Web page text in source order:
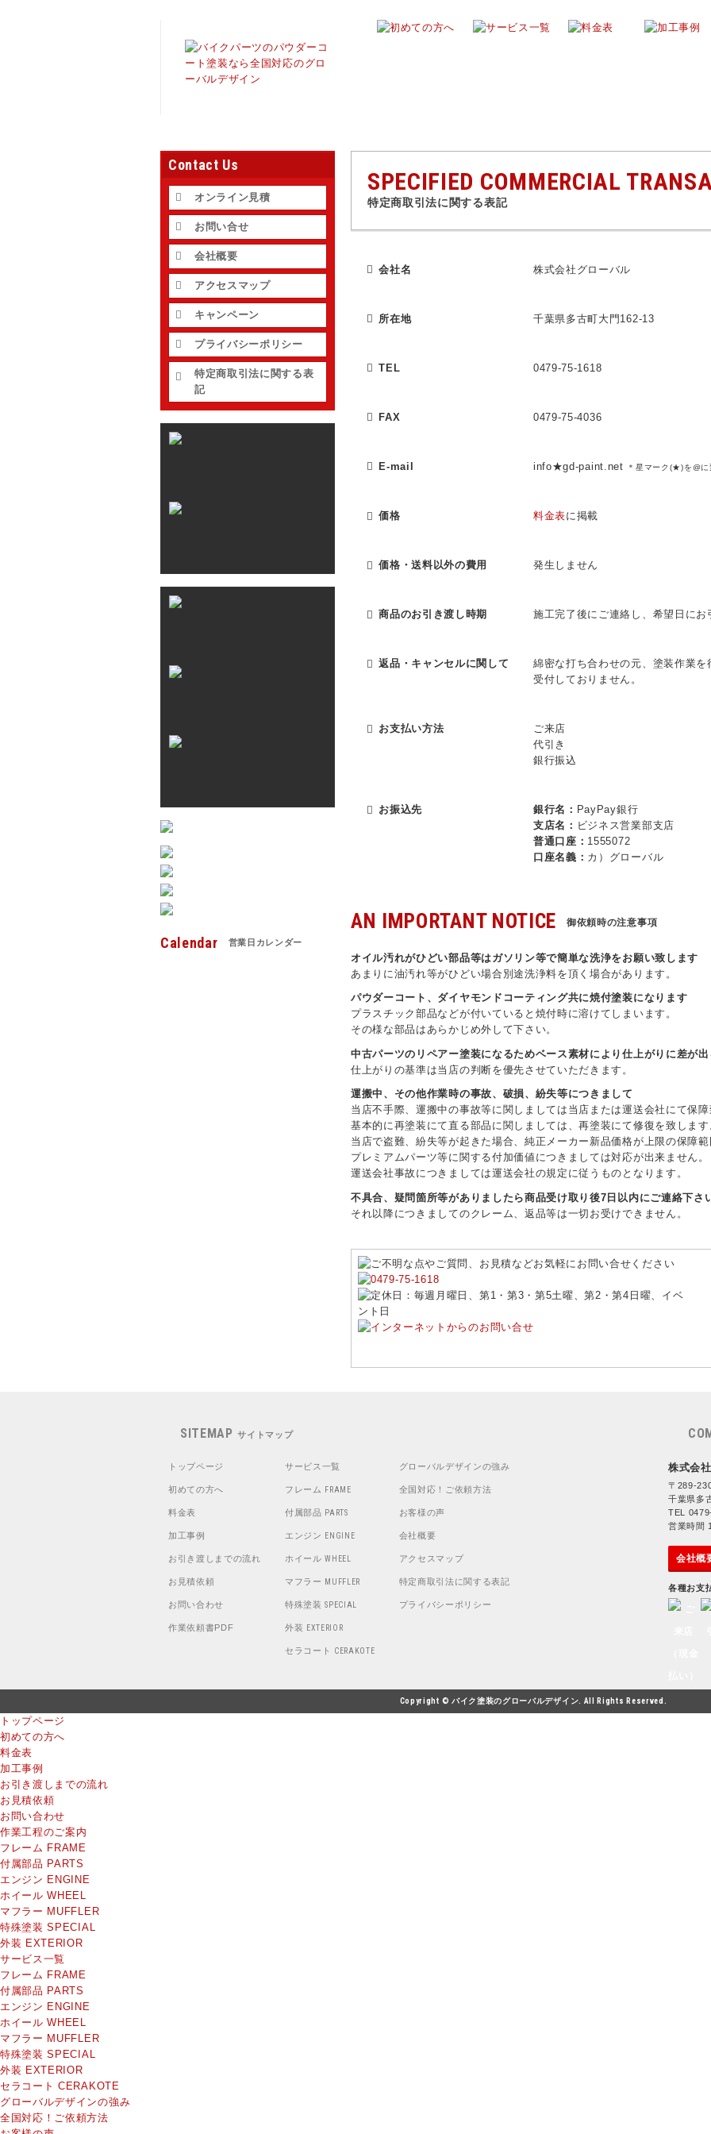
SPECIFIED COMMERCIAL
特定商取引法に関する表記
会社名 株式会社グローバル
所在地 千葉県多古町大門162-13
TEL 0479-75-1618
FAX 0479-75-4036
E-mail info★gd-paint.net ＊星マーク(★)を@に
価格 料金表に掲載
価格・送料以外の費用 発生しません
商品のお引き渡し時期 施工完了後にご連絡し、希望日にお
返品・キャンセルに関して
綿密な打ち合わせの元、塗装作業
受付しておりません。
お支払い方法
ご来店
代引き
銀行振込
お振込先 銀行名： PayPay銀行
支店名： ビジネス営業部支店
普通口座： 1555072
口座名義： カ）グローバル
AN IMPORTANT NOTICE 御依頼時の注意事項
オイル汚れがひどい部品等はガソリン等で簡単な洗浄をお願い致します
あまりに油汚れ等がひどい場合別途洗浄料を頂く場合があります。
パウダーコート、ダイヤモンドコーティング共に焼付塗装になります
プラスチック部品などが付いていると焼付時に溶けてしまいます。
その様な部品はあらかじめ外して下さい。
中古パーツのリペアー塗装になるためベース素材により仕上がりに差が
仕上がりの基準は当店の判断を優先させていただきます。
運搬中、その他作業時の事故、破損、紛失等につきまして
当店不手際、運搬中の事故等に関しましては当店または運送会社にて保障
基本的に再塗装にて直る部品に関しましては、再塗装にて修復を致します
当店で盗難、紛失等が起きた場合、純正メーカー新品価格が上限の保障範
プレミアムパーツ等に関する付加価値につきましては対応が出来ません。
運送会社事故につきましては運送会社の規定に従うものとなります。
不具合、疑問箇所等がありましたら商品受け取り後7日以内にご連絡下さ
それ以降につきましてのクレーム、返品等は一切お受けできません。
Contact Us
オンライン見積
お問い合せ
会社概要
アクセスマップ
キャンペーン
プライバシーポリシー
特定商取引法に関する表
記
Calendar 営業日カレンダー
SITEMAP サイトマップ
トップページ
初めての方へ
料金表
加工事例
お引き渡しまでの流れ
お見積依頼
お問い合わせ
作業依頼書PDF
サービス一覧
フレーム FRAME
付属部品 PARTS
エンジン ENGINE
ホイールWHEEL
マフラー MUFFLER
特殊塗装SPECIAL
外装 EXTERIOR
セラコート CERAKOTE
グローバルデザインの強み
全国対応！ご依頼方法
お客様の声
会社概要
アクセスマップ
特定商取引法に関する表記
プライバシーポリシー
株式会
〒289-
千葉県多
TEL
営業時間
会社概
各種お支
Copyright © バイク塗装のグローバルデザイン. All Rights Reserved.
トップページ
初めての方へ
料金表
加工事例
お引き渡しまでの流れ
お見積依頼
お問い合わせ
作業工程のご案内
フレーム FRAME
付属部品 PARTS
エンジン ENGINE
ホイールWHEEL
マフラー MUFFLER
特殊塗装SPECIAL
外装 EXTERIOR
サービス一覧
フレーム FRAME
付属部品 PARTS
エンジン ENGINE
ホイールWHEEL
マフラー MUFFLER
特殊塗装SPECIAL
外装 EXTERIOR
セラコートCERAKOTE
グローバルデザインの強み
全国対応！ご依頼方法